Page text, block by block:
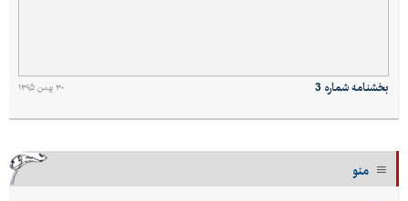
۳۰ بهمن ۱۳۹۵ بخشنامه شماره 3
منو